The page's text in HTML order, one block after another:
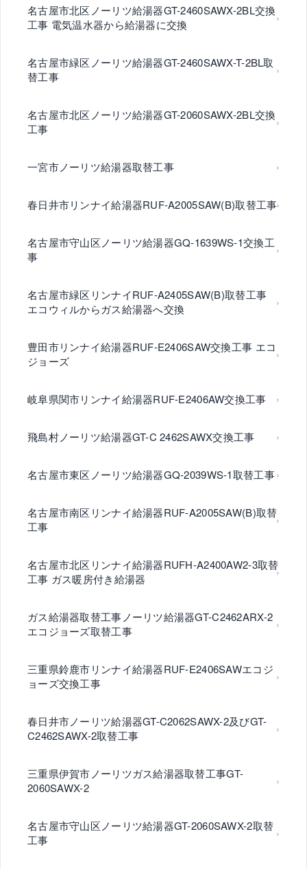
名古屋市北区ノーリツ給湯器GT-2460SAWX-2BL交換
工事 電気温水器から給湯器に交換
名古屋市緑区ノーリツ給湯器GT-2460SAWX-T-2BL取
替工事
名古屋市北区ノーリツ給湯器GT-2060SAWX-2BL交換
工事
一宮市ノーリツ給湯器取替工事
春日井市リンナイ給湯器RUF-A2005SAW(B)取替工事
名古屋市守山区ノーリツ給湯器GQ-1639WS-1交換工
事
名古屋市緑区リンナイRUF-A2405SAW(B)取替工事
エコウィルからガス給湯器へ交換
豊田市リンナイ給湯器RUF-E2406SAW交換工事 エコ
ジョーズ
岐阜県関市リンナイ給湯器RUF-E2406AW交換工事
飛島村ノーリツ給湯器GT-C 2462SAWX交換工事
名古屋市東区ノーリツ給湯器GQ-2039WS-1取替工事
名古屋市南区リンナイ給湯器RUF-A2005SAW(B)取替
工事
名古屋市北区リンナイ給湯器RUFH-A2400AW2-3取替
工事 ガス暖房付き給湯器
ガス給湯器取替工事ノーリツ給湯器GT-C2462ARX-2
エコジョーズ取替工事
三重県鈴鹿市リンナイ給湯器RUF-E2406SAWエコジ
ョーズ交換工事
春日井市ノーリツ給湯器GT-C2062SAWX-2及びGT-
C2462SAWX-2取替工事
三重県伊賀市ノーリツガス給湯器取替工事GT-
2060SAWX-2
名古屋市守山区ノーリツ給湯器GT-2060SAWX-2取替
工事